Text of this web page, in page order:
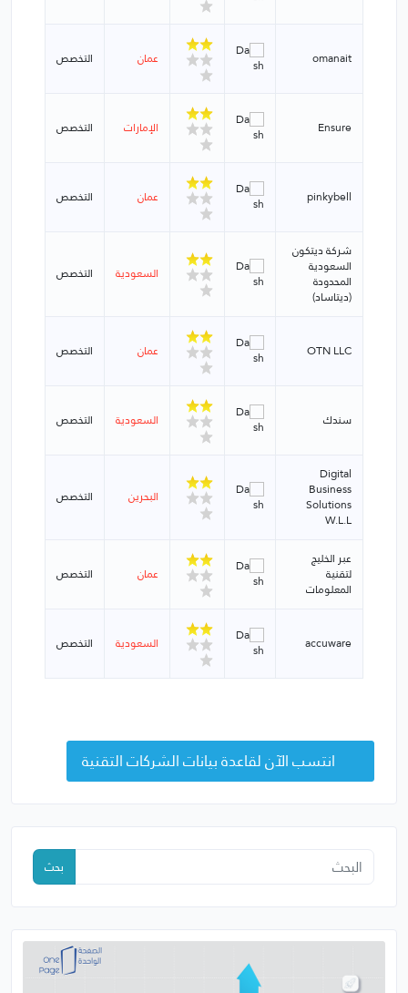
omanait عمان التخصص
Ensure الإمارات التخصص
pinkybell عمان التخصص
شركة ديتكون
السعودية
المحدودة
(ديتاساد)
السعودية التخصص
OTN LLC عمان التخصص
سندك السعودية التخصص
Digital
Business
Solutions
W.L.L
البحرين التخصص
عبر الخليج
لتقنية
المعلومات
عمان التخصص
accuware السعودية التخصص
انتسب الآن لقاعدة بيانات الشركات التقنية
بحث